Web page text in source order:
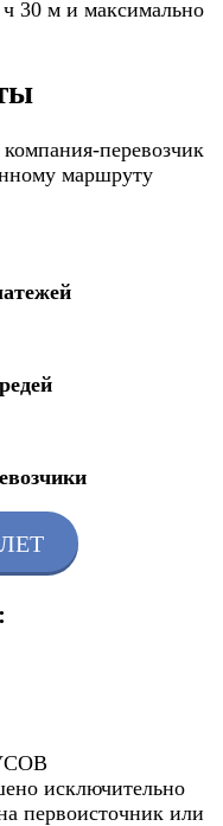
30 м и максимально
перевозчик
маршруту
исключительно
первоисточник или